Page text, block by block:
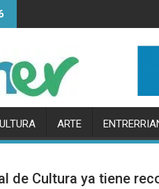
ARTE
de Cultura ya tiene